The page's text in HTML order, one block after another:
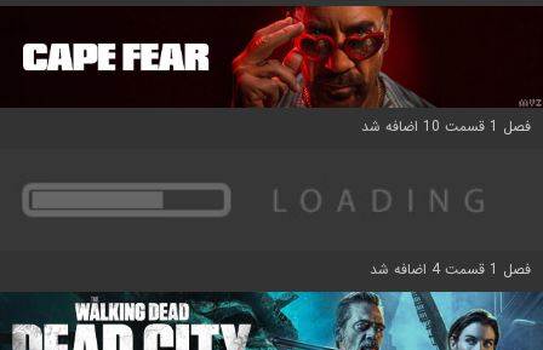
فصل 1 قسمت 10 اضافه شد
فصل 1 قسمت 4 اضافه شد